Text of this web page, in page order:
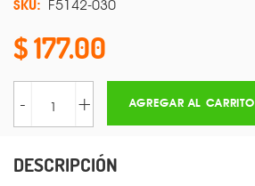
SKU: F5142-030
177.00
- + AGREGAR AL CARRITO
DESCRIPCIÓN